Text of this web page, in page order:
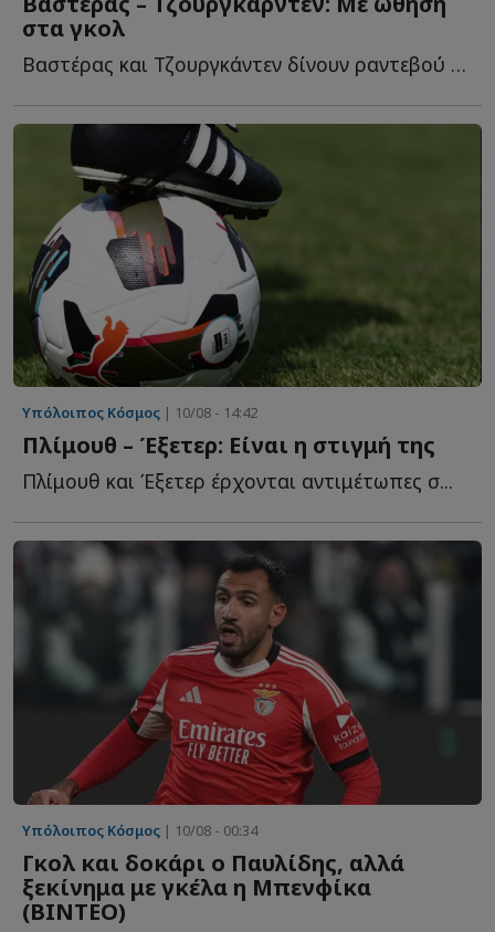
στα γκολ
Βαστέρας και Τζουργκάντεν δίνουν ραντεβού για δεύτερη φ...
Υπόλοιπος Κόσμος | 10/08 - 14:42
Πλίμουθ – Έξετερ: Είναι η στιγμή της
Πλίμουθ και Έξετερ έρχονται αντιμέτωπες σ...
Υπόλοιπος Κόσμος | 10/08 - 00:34
Γκολ και δοκάρι ο Παυλίδης, αλλά
ξεκίνημα με γκέλα η Μπενφίκα
(ΒΙΝΤΕΟ)